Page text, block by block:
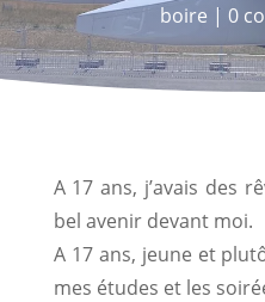
boire
0
A 17 ans, j’avais des
bel avenir devant moi.
A 17 ans, jeune et
mes études et les